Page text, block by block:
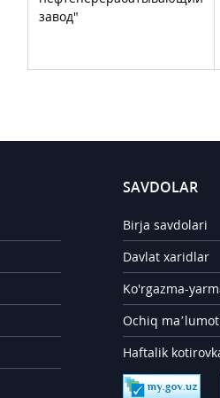
завод"
SAVDOLAR
Birja savdolari
Davlat xaridlar
Ko'rgazma-
Ochiq
Haftalik